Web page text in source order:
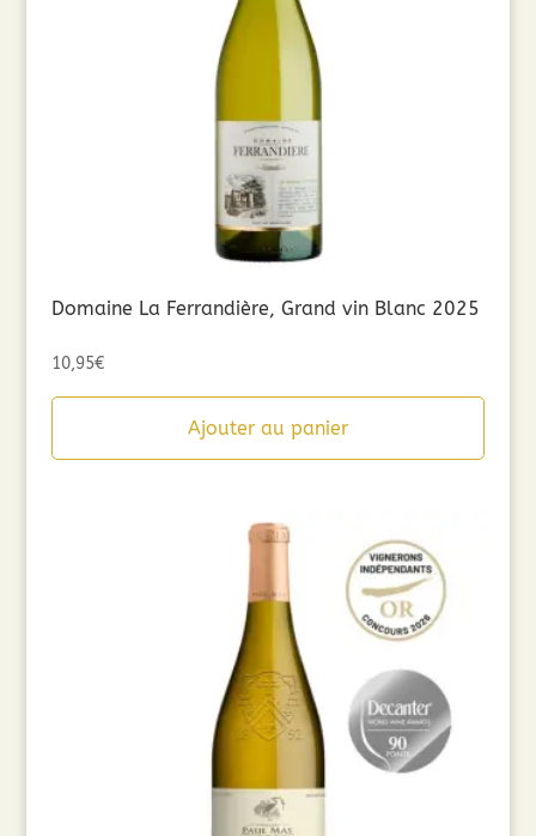
Domaine La Ferrandière, Grand vin Blanc 2025
10,95€
Ajouter au panier